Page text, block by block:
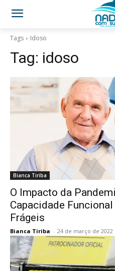
Tags Idoso
Tag: idoso
Bianca Tiriba
O Impacto da
Capacidade
Frágeis
Bianca Tiriba - 24 de março de 2022